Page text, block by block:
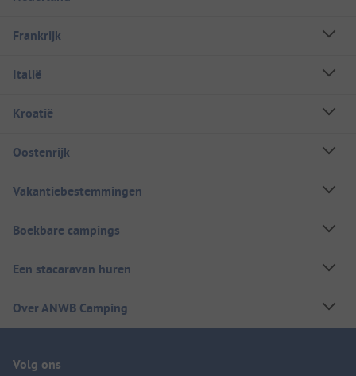
Frankrijk
Italië
Kroatië
Oostenrijk
Vakantiebestemmingen
Boekbare campings
Een stacaravan huren
Over ANWB Camping
Volg ons